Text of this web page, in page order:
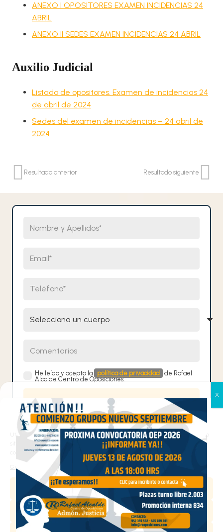
Gestionar el consentimiento
de las cookies
Utilizamos cookies propias y de terceros para analizar el tráfico en nuestro
sitio web y personalizar el contenido. Puede aceptar todas las cookies,
configurarlas según sus preferencias o rechazarlas.
Gestionar los servicios
Aceptar
Denegar
ANEXO I OPOSITORES EXAMEN INCIDENCIAS 24
ABRIL
ANEXO II SEDES EXAMEN INCIDENCIAS 24 ABRIL
Auxilio Judicial
Listado de opositores. Examen de incidencias 24
de abril de 2024
Sedes del examen de incidencias – 24 abril de
2024
Resultado anterior Resultado siguiente
He leído y acepto la política de privacidad
de Rafael
Alcalde Centro de Oposiciones.
Contacta con nosotros
¡Te ayudamos!
952 359 582/+34 645 789 281
info@raoposiciones.com